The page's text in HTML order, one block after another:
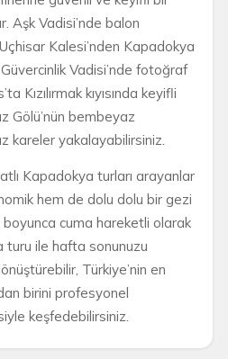
Aşk Vadisi’nde balon
Kalesi’nden Kapadokya
Vadisi’nde fotoğraf
Kızılırmak kıyısında keyifli
Gölü’nün bembeyaz
kareler yakalayabilirsiniz.
Kapadokya turları arayanlar
hem de dolu dolu bir gezi
cuma hareketli olarak
turu ile hafta sonunuzu
Türkiye’nin en
birini profesyonel
keşfedebilirsiniz.